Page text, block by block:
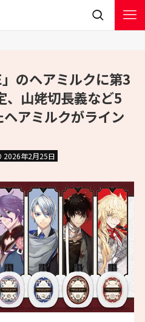
のヘアミルクに第3
、山姥切長義など5
アミルクがライン
2026年2月25日